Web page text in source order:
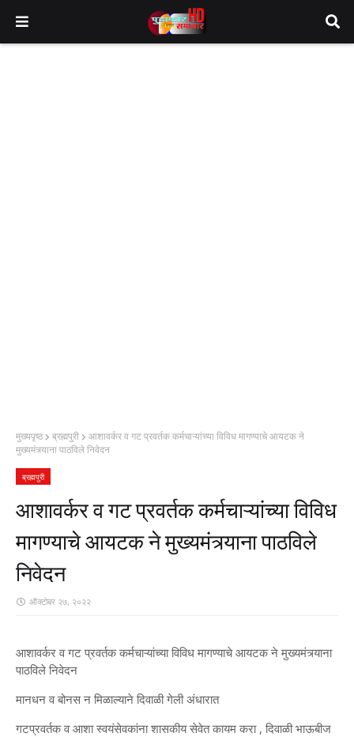
मुख्यपृष्ठ ब्रह्मपुरी
आशावर्कर व गट प्रवर्तक कर्मचाऱ्यांच्या विविध मागण्याचे आयटक ने
मुख्यमंत्र्याना पाठविले निवेदन
ब्रह्मपुरी
आशावर्कर व गट प्रवर्तक कर्मचाऱ्यांच्या विविध
मागण्याचे आयटक ने मुख्यमंत्र्याना पाठविले
निवेदन
ऑक्टोबर २७, २०२२
आशावर्कर व गट प्रवर्तक कर्मचाऱ्यांच्या विविध मागण्याचे आयटक ने मुख्यमंत्र्याना
पाठविले निवेदन
मानधन व बोनस न मिळाल्याने दिवाळी गेली अंधारात
गटप्रवर्तक व आशा स्वयंसेवकांना शासकीय सेवेत कायम करा , दिवाळी भाऊबीज